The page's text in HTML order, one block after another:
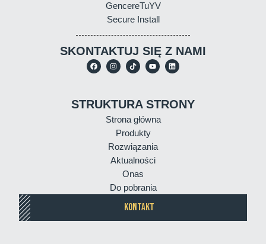
GencereTuYV
Secure Install
SKONTAKTUJ SIĘ Z NAMI
STRUKTURA STRONY
Strona główna
Produkty
Rozwiązania
Aktualności
Onas
Do pobrania
KONTAKT